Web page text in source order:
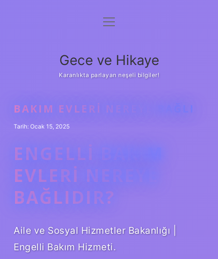
Anasayfa
Yasal Uyarı
menüyü
Gece ve Hikaye
Karanlıkta parlayan neşeli bilgiler!
BAKIM EVLERI NEREYE BAĞLI
Tarih: Ocak 15, 2025
ENGELLI BAKIM
EVLERI NEREYE
BAĞLIDIR?
Aile ve Sosyal Hizmetler Bakanlığı |
Engelli Bakım Hizmeti.